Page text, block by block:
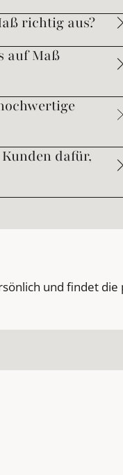
richtig aus?
auf Maß
dafür,
und findet